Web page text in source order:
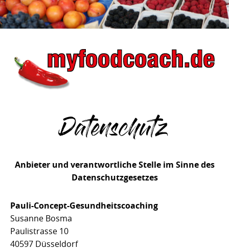
Datenschutz
Anbieter und verantwortliche Stelle im Sinne des
Datenschutzgesetzes
Pauli-Concept-Gesundheitscoaching
Susanne Bosma
Paulistrasse 10
40597 Düsseldorf